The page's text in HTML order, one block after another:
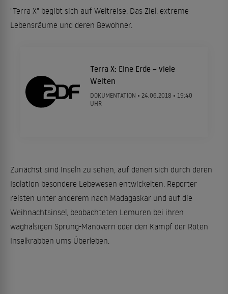
"Terra X" begibt sich auf Weltreise. Das Ziel: extreme
Lebensräume und deren Bewohner.
Terra X: Eine Erde – viele
Welten
DOKUMENTATION • 24.06.2018 • 19:40
UHR
Zunächst sind Inseln zu sehen, auf denen sich durch deren
Isolation besondere Lebewesen entwickelten. Reporter
reisten unter anderem nach Madagaskar und auf die
Weihnachtsinsel, beobachteten Lemuren bei ihren
waghalsigen Sprung-Manövern oder den Kampf der Roten
Inselkrabben ums Überleben.